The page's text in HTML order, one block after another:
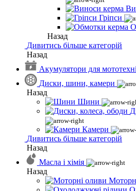
Гріпси
Назад
Дивитись більше категорій
Назад
Акумулятори для
Диски, шини, камери
Назад
Шини
Камери
Дивитись більше категорій
Назад
Масла і хімія
Назад